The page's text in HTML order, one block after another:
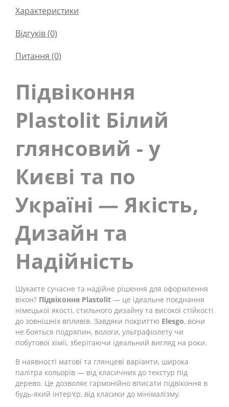
Характеристики
Відгуків (0)
Питання (0)
Підвіконня
Plastolit Білий
глянсовий - у
Києві та по
Україні — Якість,
Дизайн та
Надійність
Шукаєте сучасне та надійне рішення для оформлення
вікон? Підвіконня Plastolit — це ідеальне поєднання
німецької якості, стильного дизайну та високої стійкості
до зовнішніх впливів. Завдяки покриттю Elesgo, вони
не бояться подряпин, вологи, ультрафіолету чи
побутової хімії, зберігаючи ідеальний вигляд на роки.
В наявності матові та глянцеві варіанти, широка
палітра кольорів — від класичних до текстур під
дерево. Це дозволяє гармонійно вписати підвіконня в
будь-який інтер'єр, від класики до мінімалізму.